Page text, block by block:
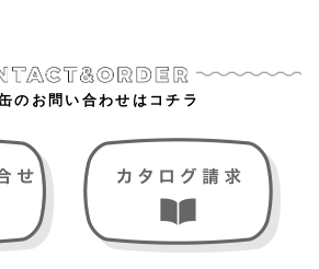
のお問い合わせはコチラ